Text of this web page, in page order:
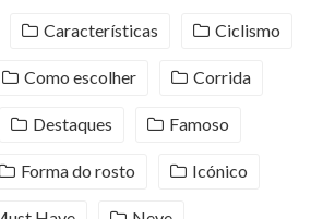
Características Ciclismo
Como escolher Corrida
Destaques Famoso
Forma do rosto Icónico